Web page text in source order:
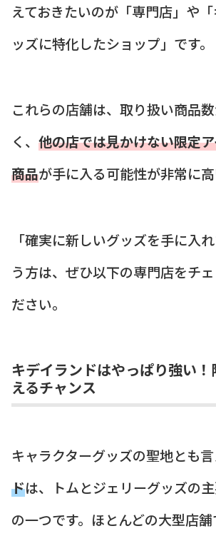
えておきたいのが「専門店」や
ッズに特化したショップ」です。
これらの店舗は、取り扱い商品
く、 他の店では見かけない限定
商品が手に入る可能性が非常に高
「確実に新しいグッズを手に入
う方は、ぜひ以下の専門店をチ
ださい。
キデイランドはやっぱり強い
えるチャンス
キャラクターグッズの聖地とも言
ドは、トムとジェリーグッズの
の一つです。ほとんどの大型店